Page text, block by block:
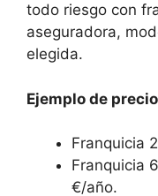
todo riesgo con
aseguradora,
elegida.
Ejemplo de
Franquicia
Franquicia
€/año.